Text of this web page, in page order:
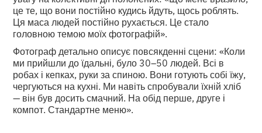
це те, що вони постійно кудись йдуть, щось роблять.
Ця маса людей постійно рухається. Це стало
головною темою моїх фотографій».
Фотограф детально описує повсякденні сцени: «Коли
ми прийшли до їдальні, було 30–50 людей. Всі в
робах і кепках, руки за спиною. Вони готують собі їжу,
чергуються на кухні. Ми навіть спробували їхній хліб
— він був досить смачний. На обід перше, друге і
компот. Стандартне меню».